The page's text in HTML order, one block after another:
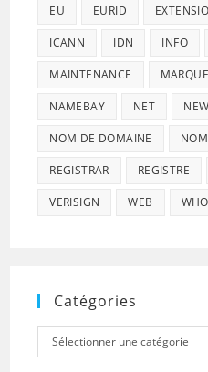
EU EURID
ICANN IDN INFO
MAINTENANCE MARQUE
NAMEBAY NET
NOM DE DOMAINE
REGISTRAR REGISTRE
VERISIGN WEB
Catégories
Catégories
Sélectionner une catégorie